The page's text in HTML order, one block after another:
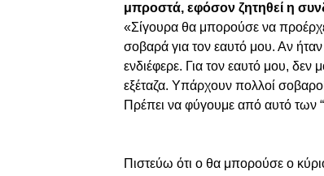
μπροστά, εφόσον ζητηθεί η
«Σίγουρα θα μπορούσε να
σοβαρά για τον εαυτό μου. Αν
ενδιέφερε. Για τον εαυτό μου,
εξέταζα. Υπάρχουν πολλοί
Πρέπει να φύγουμε από αυτό των
Πιστεύω ότι ο θα μπορούσε ο